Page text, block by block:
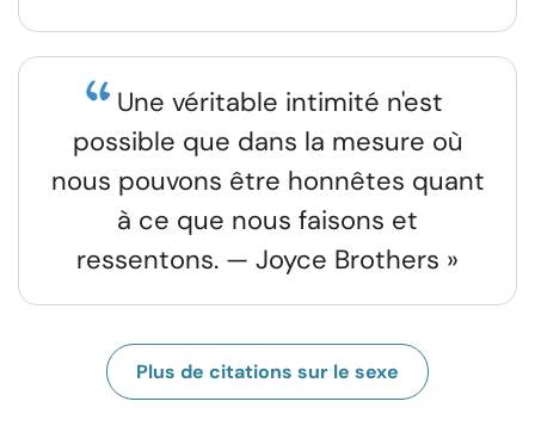
Une véritable intimité n'est
possible que dans la mesure où
nous pouvons être honnêtes quant
à ce que nous faisons et
ressentons. — Joyce Brothers »
Plus de citations sur le sexe